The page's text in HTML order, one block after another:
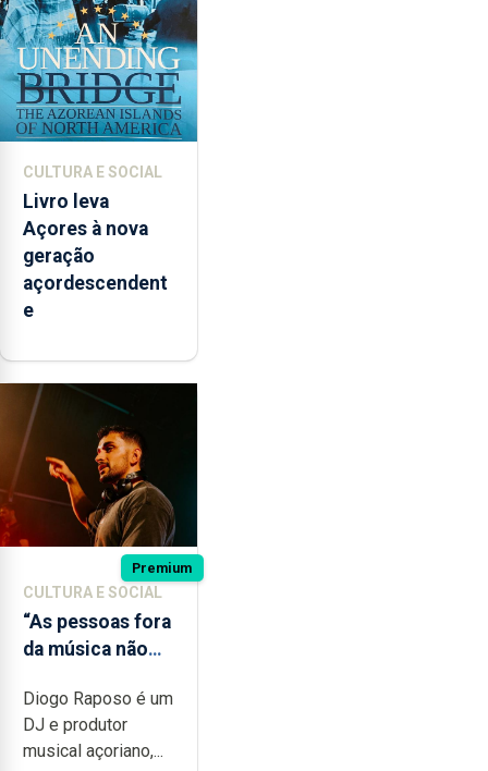
CULTURA E SOCIAL
Livro leva
Açores à nova
geração
açordescendent
e
Premium
CULTURA E SOCIAL
“As pessoas fora
da música não
quão difícil é
produzir uma
música”
Diogo Raposo é um
DJ e produtor
musical açoriano,...